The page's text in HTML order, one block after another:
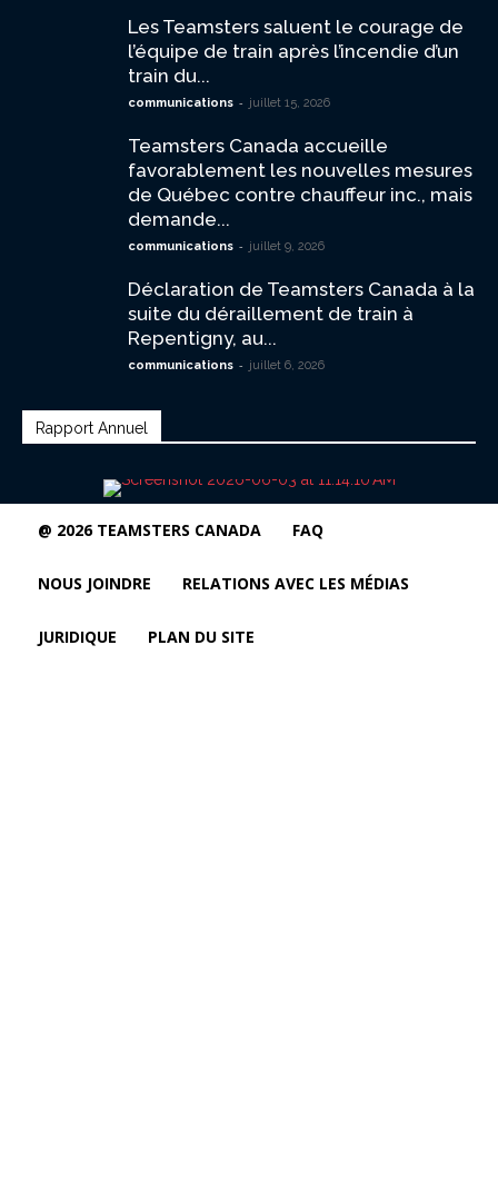
Les Teamsters saluent le courage de
l’équipe de train après l’incendie d’un
train du...
communications - juillet 15, 2026
Teamsters Canada accueille
favorablement les nouvelles mesures
de Québec contre chauffeur inc., mais
demande...
communications - juillet 9, 2026
Déclaration de Teamsters Canada à la
suite du déraillement de train à
Repentigny, au...
communications - juillet 6, 2026
Rapport Annuel
@ 2026 TEAMSTERS CANADA FAQ
NOUS JOINDRE RELATIONS AVEC LES MÉDIAS
JURIDIQUE PLAN DU SITE